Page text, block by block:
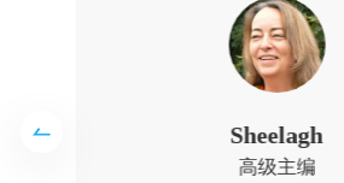
Sheelagh
高级主编